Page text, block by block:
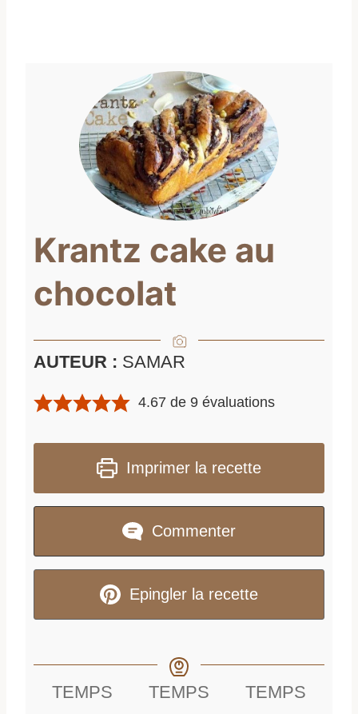
Krantz cake au
chocolat
AUTEUR : SAMAR
4.67 de9 évaluations
Imprimer la recette
Commenter
Epingler la recette
TEMPS
TEMPS
TEMPS